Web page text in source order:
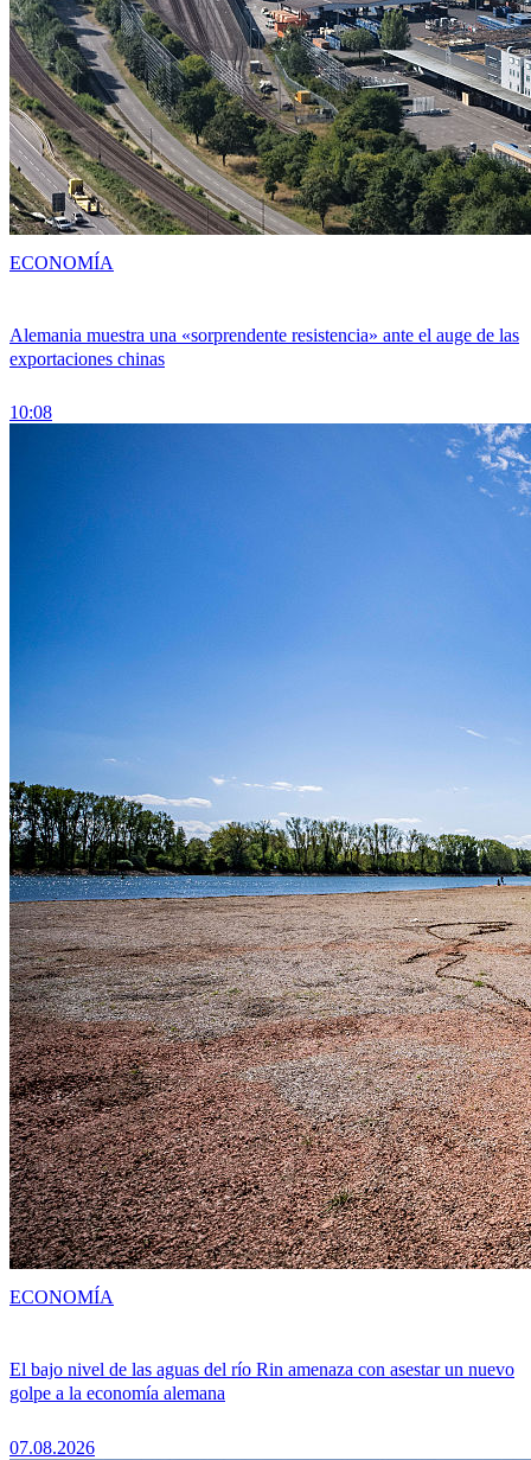
Alemania muestra una «sorprendente resistencia» ante el auge de las
exportaciones chinas
10:08
ECONOMÍA
El bajo nivel de las aguas del río Rin amenaza con asestar un nuevo
golpe a la economía alemana
07.08.2026
ECONOMÍA